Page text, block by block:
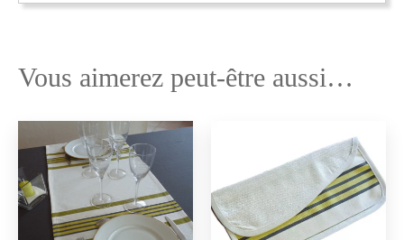
Vous aimerez peut-être aussi…